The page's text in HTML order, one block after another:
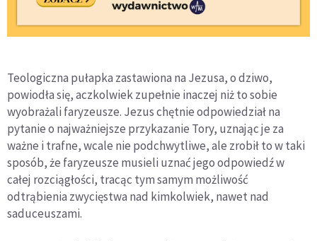
Teologiczna pułapka zastawiona na Jezusa, o dziwo,
powiodła się, aczkolwiek zupełnie inaczej niż to sobie
wyobrażali faryzeusze. Jezus chętnie odpowiedział na
pytanie o najważniejsze przykazanie Tory, uznając je za
ważne i trafne, wcale nie podchwytliwe, ale zrobił to w taki
sposób, że faryzeusze musieli uznać jego odpowiedź w
całej rozciągłości, tracąc tym samym możliwość
odtrąbienia zwycięstwa nad kimkolwiek, nawet nad
saduceuszami.